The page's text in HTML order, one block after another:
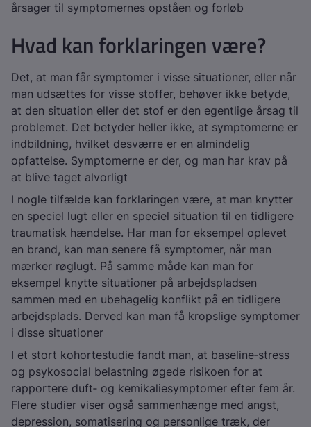
årsager til symptomernes opståen og forløb
Hvad kan forklaringen være?
Det, at man får symptomer i visse situationer, eller når
man udsættes for visse stoffer, behøver ikke betyde,
at den situation eller det stof er den egentlige årsag til
problemet. Det betyder heller ikke, at symptomerne er
indbildning, hvilket desværre er en almindelig
opfattelse. Symptomerne er der, og man har krav på
at blive taget alvorligt
I nogle tilfælde kan forklaringen være, at man knytter
en speciel lugt eller en speciel situation til en tidligere
traumatisk hændelse. Har man for eksempel oplevet
en brand, kan man senere få symptomer, når man
mærker røglugt. På samme måde kan man for
eksempel knytte situationer på arbejdspladsen
sammen med en ubehagelig konflikt på en tidligere
arbejdsplads. Derved kan man få kropslige symptomer
i disse situationer
I et stort kohortestudie fandt man, at baseline‑stress
og psykosocial belastning øgede risikoen for at
rapportere duft‑ og kemikaliesymptomer efter fem år.
Flere studier viser også sammenhænge med angst,
depression, somatisering og personlige træk, der